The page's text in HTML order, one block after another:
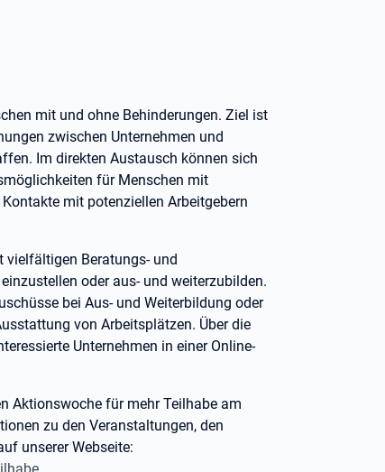
mit und ohne Behinderungen. Ziel ist
zwischen Unternehmen und
Im direkten Austausch können sich
für Menschen mit
mit potenziellen Arbeitgebern
vielfältigen Beratungs- und
oder aus- und weiterzubilden.
bei Aus- und Weiterbildung oder
von Arbeitsplätzen. Über die
Unternehmen in einer Online-
Aktionswoche für mehr Teilhabe am
zu den Veranstaltungen, den
unserer Webseite: